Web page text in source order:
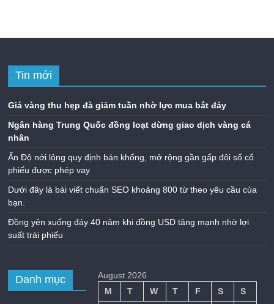
Tin mới
Giá vàng thu hẹp đà giảm tuần nhờ lực mua bắt đáy
Ngân hàng Trung Quốc đồng loạt dừng giao dịch vàng cá
nhân
Ấn Độ nới lỏng quy định bán khống, mở rộng gần gấp đôi số cổ
phiếu được phép vay
Dưới đây là bài viết chuẩn SEO khoảng 800 từ theo yêu cầu của
bạn.
Đồng yên xuống đáy 40 năm khi đồng USD tăng mạnh nhờ lợi
suất trái phiếu
Danh mục
August 2026
M
T W T F S
S